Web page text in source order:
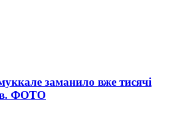
заманило вже тисячі
ФОТО